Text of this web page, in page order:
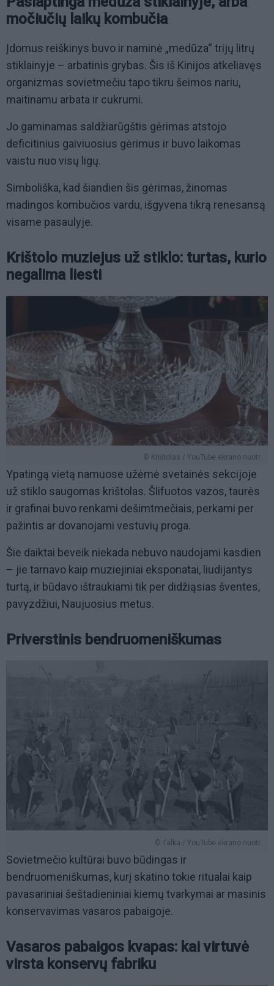
močiučių laikų kombučia
Įdomus reiškinys buvo ir naminė „medūza“ trijų litrų
stiklainyje – arbatinis grybas. Šis iš Kinijos atkeliavęs
organizmas sovietmečiu tapo tikru šeimos nariu,
maitinamu arbata ir cukrumi.
Jo gaminamas saldžiarūgštis gėrimas atstojo
deficitinius gaiviuosius gėrimus ir buvo laikomas
vaistu nuo visų ligų.
Simboliška, kad šiandien šis gėrimas, žinomas
madingos kombučios vardu, išgyvena tikrą renesansą
visame pasaulyje.
Krištolo muziejus už stiklo: turtas, kurio
negalima liesti
© Krištolas / YouTube ekrano nuotr.
Ypatingą vietą namuose užėmė svetainės sekcijoje
už stiklo saugomas krištolas. Šlifuotos vazos, taurės
ir grafinai buvo renkami dešimtmečiais, perkami per
pažintis ar dovanojami vestuvių proga.
Šie daiktai beveik niekada nebuvo naudojami kasdien
– jie tarnavo kaip muziejiniai eksponatai, liudijantys
turtą, ir būdavo ištraukiami tik per didžiąsias šventes,
pavyzdžiui, Naujuosius metus.
Priverstinis bendruomeniškumas
© Talka / YouTube ekrano nuotr.
Sovietmečio kultūrai buvo būdingas ir
bendruomeniškumas, kurį skatino tokie ritualai kaip
pavasariniai šeštadieniniai kiemų tvarkymai ar masinis
konservavimas vasaros pabaigoje.
Vasaros pabaigos kvapas: kai virtuvė
virsta konservų fabriku